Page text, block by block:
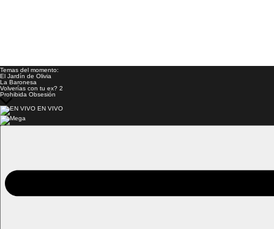
Temas del momento:
El Jardín de Olivia
La Baronesa
Volverías con tu ex? 2
Prohibida Obsesión
EN VIVO